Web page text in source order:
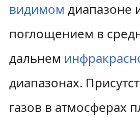
видимом диапазоне
поглощением в
дальнем
диапазонах.
газов в атмосферах